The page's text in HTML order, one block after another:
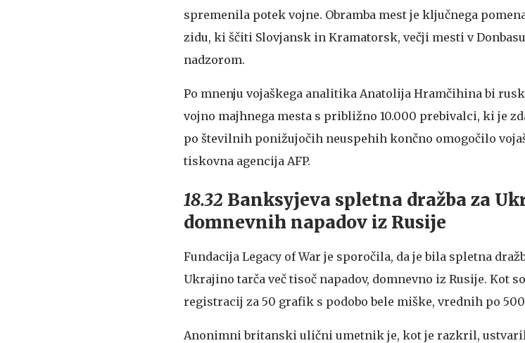
spremenila potek vojne. Obramba mest je ključnega
zidu, ki ščiti Slovjansk in Kramatorsk, večji mesti v
nadzorom.
Po mnenju vojaškega analitika Anatolija Hramčihina bi
vojno majhnega mesta s približno 10.000 prebivalci, ki je
po številnih ponižujočih neuspehih končno omogočilo
tiskovna agencija AFP.
18.32 Banksyjeva spletna dražba za
domnevnih napadov iz Rusije
Fundacija Legacy of War je sporočila, da je bila spletna
Ukrajino tarča več tisoč napadov, domnevno iz Rusije. Kot
registracij za 50 grafik s podobo bele miške, vrednih po
Anonimni britanski ulični umetnik je, kot je razkril,